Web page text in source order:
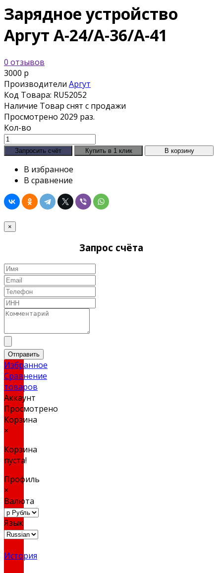
Зарядное устройство
Аргут А-24/А-36/А-41
0 отзывов
3000 р
Производители Аргут
Код Товара: RU52052
Наличие Товар снят с продажи
Просмотрено 2029 раз.
Кол-во
В избранное
В сравнение
×
Запрос счёта
Отправить
Избранное
Сравнение
товаров
Аккаунт
Просмотрено
Корзина
×
Корзина
пуста!
Профиль
×
Валюта
Язык
История